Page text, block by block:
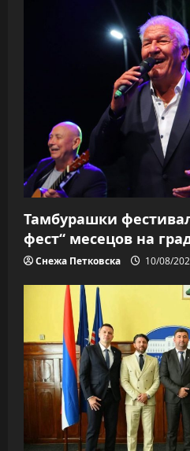
Тамбурашки
фест“ месецов на
Снежа Петковска 10/08/